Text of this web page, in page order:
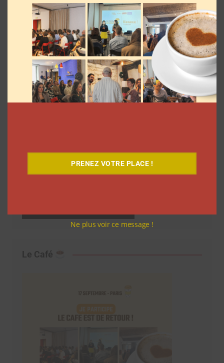
articles
Découvrez notre documentaire
Le Café
PRENEZ VOTRE PLACE !
Ne plus voir ce message !